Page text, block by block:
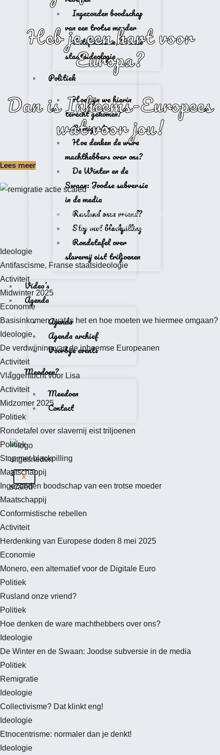
Ingezonden boodschap
van een trotse moeder
Antifascisme, Franse
staatsideologie
Politiek
Hoe zijn we hierin
terecht gekomen?
Remigratie
Hoe denken de ware
machthebbers over ons?
De Winter en de
Swaan: Joodse subversie
in de media
Rusland onze vriend?
Stop met blackpilling
Rondetafel over
slavernij eist triljoenen
Video’s
Agenda
Agenda
Agenda archief
Voorbije events
Meedoen?
Meedoen
Contact
X
Heb je een hart voor
Europa?
Dan is Inheems-Europees
wat voor jou!
Lees meer
Uitgelicht: Lees onze visie op remigratie door op
afbeelding te klikken
Ideologie
Antifascisme, Franse staatsideologie
Activiteit
Midwinter 2025
Economie
Basisinkomen, wat is het en hoe moeten we hiermee omgaan?
Ideologie
De verdwijning van de inheemse Europeanen
Activiteit
Vlaggentocht voor Lisa
Activiteit
Midzomer 2025
Politiek
Rondetafel over slavernij eist triljoenen
Politiek
Stop met blackpilling
Maatschappij
Ingezonden boodschap van een trotse moeder
Maatschappij
Conformistische rebellen
Activiteit
Herdenking van Europese doden 8 mei 2025
Economie
Monero, een alternatief voor de Digitale Euro
Politiek
Rusland onze vriend?
Politiek
Hoe denken de ware machthebbers over ons?
Ideologie
De Winter en de Swaan: Joodse subversie in de media
Politiek
Remigratie
Ideologie
Collectivisme? Dat klinkt eng!
Ideologie
Etnocentrisme: normaler dan je denkt!
Ideologie